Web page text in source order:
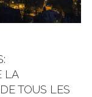
LA
TOUS LES